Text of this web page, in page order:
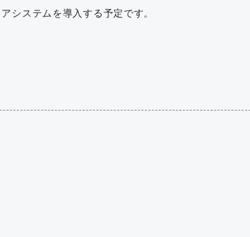
システムを導入する予定です。